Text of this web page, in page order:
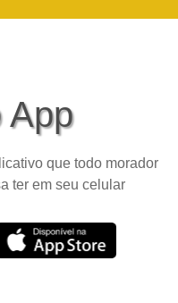
App
que todo morador
ter em seu celular